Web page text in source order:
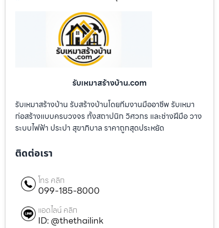
รับเหมาสร้างบ้าน.com
รับเหมาสร้างบ้าน รับสร้างบ้านโดยทีมงานมืออาชีพ รับเหมา
ก่อสร้างแบบครบวงจร ทั้งสถาปนิก วิศวกร และช่างฝีมือ วาง
ระบบไฟฟ้า ประปา สุขาภิบาล ราคาถูกสุดประหยัด
ติดต่อเรา
โทร คลิก
099-185-8000
แอดไลน์ คลิก
ID: @thethailink